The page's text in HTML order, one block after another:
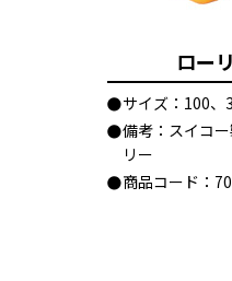
ロー
サイズ：100、
備考：スイコ
リー
商品コード：